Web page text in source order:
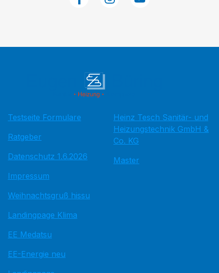
Testseite Formulare
Ratgeber
Datenschutz 1.6.2026
Impressum
Weihnachtsgruß hissu
Landingpage Klima
EE Medatsu
EE-Energie neu
Heinz Tesch Sanitär- und
Heizungstechnik GmbH &
Co. KG
Master